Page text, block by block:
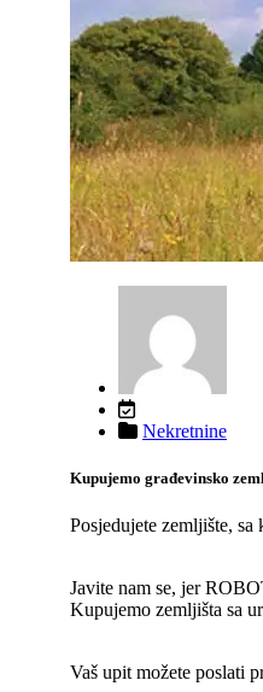
Nekretnine
Kupujemo građevinsko
Posjedujete zemljište,
Javite nam se, jer
Kupujemo zemljišta sa
Vaš upit možete poslati